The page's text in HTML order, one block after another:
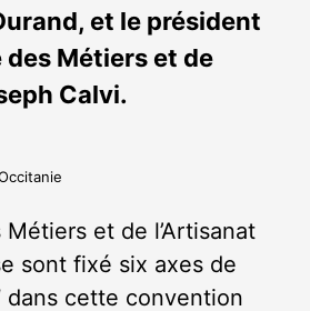
et le président
des Métiers et de
Calvi.
et de l’Artisanat
sont fixé six axes de
dans cette convention